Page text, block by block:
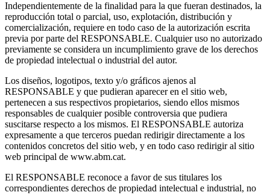
Independientemente de la finalidad para la que fueran destinados, la
reproducción total o parcial, uso, explotación, distribución y
comercialización, requiere en todo caso de la autorización escrita
previa por parte del RESPONSABLE. Cualquier uso no autorizado
previamente se considera un incumplimiento grave de los derechos
de propiedad intelectual o industrial del autor.
Los diseños, logotipos, texto y/o gráficos ajenos al
RESPONSABLE y que pudieran aparecer en el sitio web,
pertenecen a sus respectivos propietarios, siendo ellos mismos
responsables de cualquier posible controversia que pudiera
suscitarse respecto a los mismos. El RESPONSABLE autoriza
expresamente a que terceros puedan redirigir directamente a los
contenidos concretos del sitio web, y en todo caso redirigir al sitio
web principal de www.abm.cat.
El RESPONSABLE reconoce a favor de sus titulares los
correspondientes derechos de propiedad intelectual e industrial, no